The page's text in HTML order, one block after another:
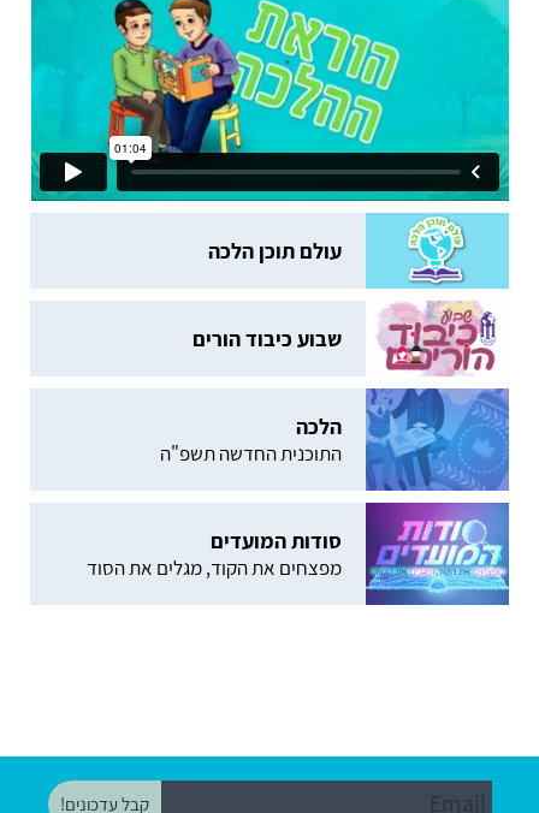
עולם תוכן הלכה
שבוע כיבוד הורים
הלכה
התוכנית החדשה תשפ"ה
סודות המועדים
מפצחים את הקוד, מגלים את הסוד